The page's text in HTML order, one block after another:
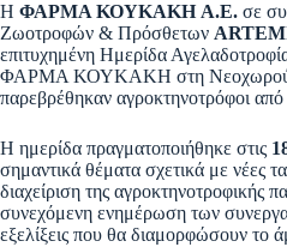
Η ΦΑΡΜΑ ΚΟΥΚΑΚΗ A.E. σε
Ζωοτροφών & Πρόσθετων
επιτυχημένη Ημερίδα
ΦΑΡΜΑ ΚΟΥΚΑΚΗ στη
παρεβρέθηκαν αγροκτηνοτρόφοι
Η ημερίδα πραγματοποιήθηκε στις
σημαντικά θέματα σχετικά με νέες
διαχείριση της αγροκτηνοτροφικής
συνεχόμενη ενημέρωση των
εξελίξεις που θα διαμορφώσουν το